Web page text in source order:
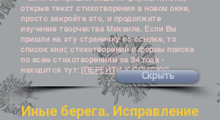
открыв текст стихотворения в новом окне,
просто закройте это, и продолжите
изучение творчества Михаила. Если Вы
пришли на эту страничку по ссылке, то
список книг, стихотворений и формы поиска
по всем стихотворениям за 34 года -
находится тут: [ПЕРЕЙТИ К СПИСКУ]
Скрыть
Иные берега. Исправление